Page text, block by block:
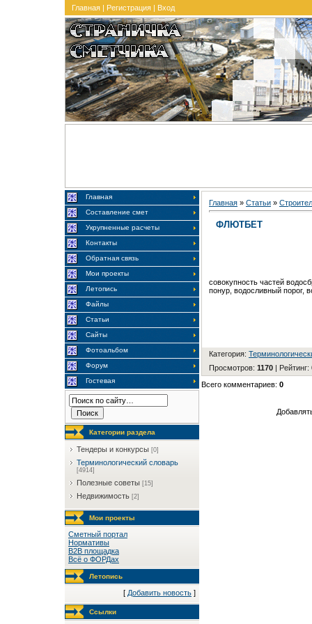
Главная | Регистрация | Вход
Главная
Составление смет
Укрупненные расчеты
Контакты
Обратная связь
Мои проекты
Летопись
Файлы
Статьи
Сайты
Фотоальбом
Форум
Гостевая
Категории раздела
Тендеры и конкурсы [0]
Терминологический словарь
[4914]
Полезные советы [15]
Недвижимость [2]
Мои проекты
Сметный портал
Нормативы
B2B площадка
Всё о ФОРДах
Летопись
[ Добавить новость ]
Ссылки
Главная » Статьи »
ФЛЮТБЕТ
совокупность частей
понур, водосливный порог,
Категория:
Просмотров: 1170 | Рейтинг:
Всего комментариев: 0